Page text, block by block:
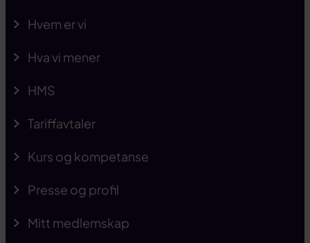
Hvem er vi
Hva vi mener
HMS
Tariffavtaler
Kurs og kompetanse
Presse og profil
Mitt medlemskap